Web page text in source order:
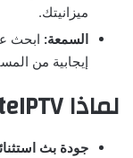
ميزانيتك.
السمعة: ابحث
إيجابية من
لماذاSatelliteIPTV
جودة بث